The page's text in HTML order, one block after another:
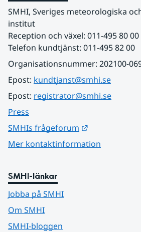
SMHI, Sveriges meteorologiska
institut
Reception och växel: 011-495 80 00
Telefon kundtjänst: 011-495 82 00
Organisationsnummer: 202100-
Epost: kundtjanst@smhi.se
Epost: registrator@smhi.se
Press
SMHIs frågeforum
Mer kontaktinformation
SMHI-länkar
Jobba på SMHI
Om SMHI
SMHI-bloggen